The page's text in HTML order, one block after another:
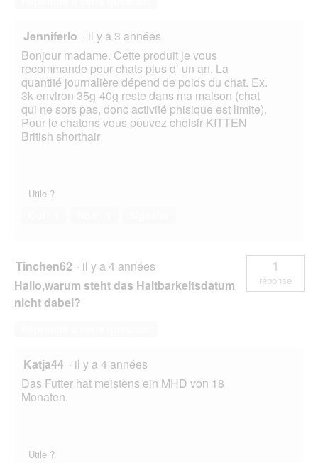
Jenniferlo · il y a 3 années
Bonjour madame. Cette produit je vous
recommande pour chats plus d’ un an. La
quantité journalière dépend de poids du chat. Ex.
3k environ 35g-40g reste dans ma maison (chat
qui ne sors pas, donc activité phisique est limite).
Pour le chatons vous pouvez choisir KITTEN
British shorthair
Utile ?
Tinchen62 · il y a 4 années
Hallo,warum steht das Haltbarkeitsdatum
nicht dabei?
1
réponse
Katja44 · il y a 4 années
Das Futter hat meistens ein MHD von 18
Monaten.
Utile ?